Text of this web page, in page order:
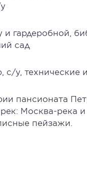
и гардеробной,
сад
с/у, технические
пансионата
Москва-река
пейзажи.